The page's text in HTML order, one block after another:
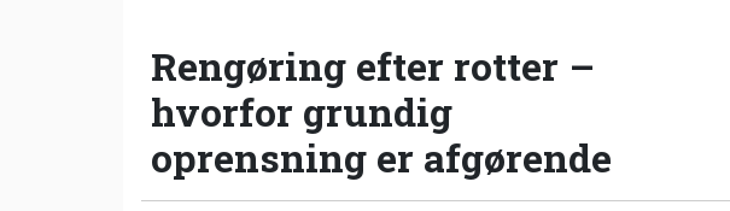
Rengøring efter rotter –
hvorfor grundig
oprensning er afgørende